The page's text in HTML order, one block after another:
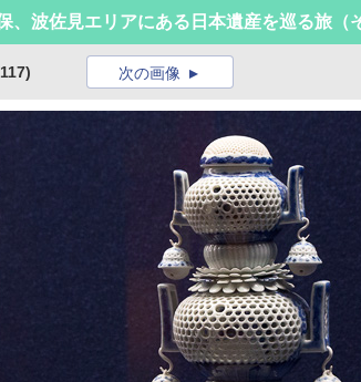
、波佐見エリアにある日本遺産を巡る旅（
次の画像